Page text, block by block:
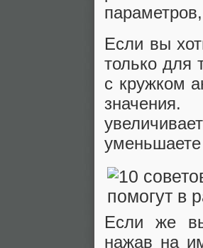
Если вы
только для
с кружком
Если же
нажав на